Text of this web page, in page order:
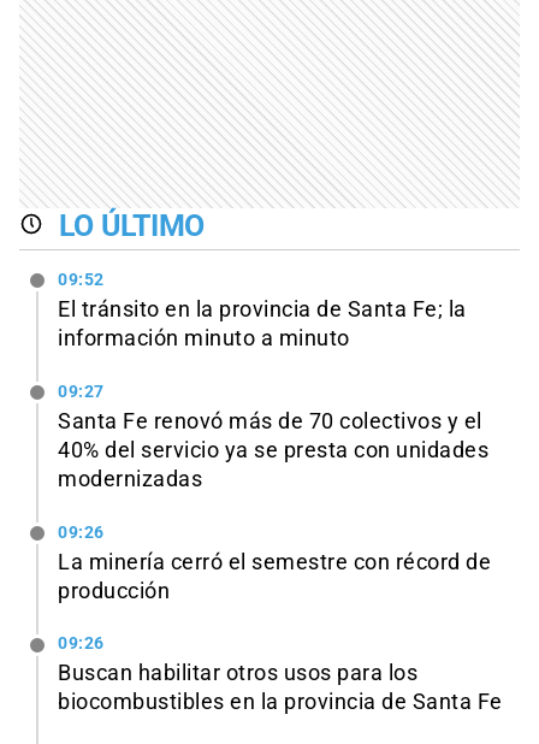
LO ÚLTIMO
09:52
El tránsito en la provincia de Santa Fe; la
información minuto a minuto
09:27
Santa Fe renovó más de 70 colectivos y el
40% del servicio ya se presta con unidades
modernizadas
09:26
La minería cerró el semestre con récord de
producción
09:26
Buscan habilitar otros usos para los
biocombustibles en la provincia de Santa Fe